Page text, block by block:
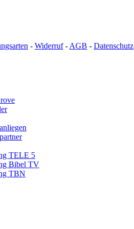
- Widerruf- AGB - Datenschutz
TELE 5
Bibel TV
TBN